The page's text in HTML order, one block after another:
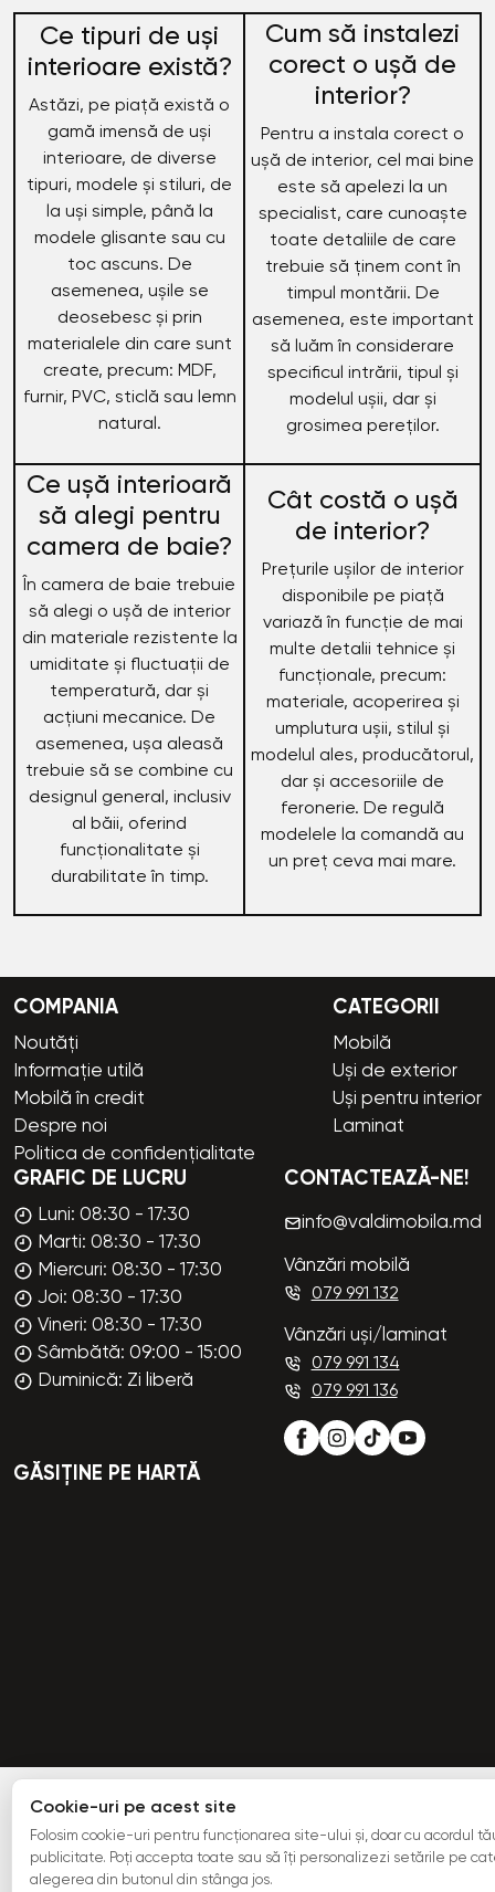
Ce tipuri de uși
interioare există?
Astăzi, pe piață există o
gamă imensă de uși
interioare, de diverse
tipuri, modele și stiluri, de
la uși simple, până la
modele glisante sau cu
toc ascuns. De
asemenea, ușile se
deosebesc și prin
materialele din care sunt
create, precum: MDF,
furnir, PVC, sticlă sau lemn
natural.
Cum să instalezi
corect o ușă de
interior?
Pentru a instala corect o
ușă de interior, cel mai bine
este să apelezi la un
specialist, care cunoaște
toate detaliile de care
trebuie să ținem cont în
timpul montării. De
asemenea, este important
să luăm în considerare
specificul intrării, tipul și
modelul ușii, dar și
grosimea pereților.
Ce ușă interioară
să alegi pentru
camera de baie?
În camera de baie trebuie
să alegi o ușă de interior
din materiale rezistente la
umiditate și fluctuații de
temperatură, dar și
acțiuni mecanice. De
asemenea, ușa aleasă
trebuie să se combine cu
designul general, inclusiv
al băii, oferind
funcționalitate și
durabilitate în timp.
Cât costă o ușă
de interior?
Prețurile ușilor de interior
disponibile pe piață
variază în funcție de mai
multe detalii tehnice și
funcționale, precum:
materiale, acoperirea și
umplutura ușii, stilul și
modelul ales, producătorul,
dar și acсesoriile de
feronerie. De regulă
modelele la comandă au
un preț ceva mai mare.
COMPANIA
Noutăți
Informație utilă
Mobilă în credit
Despre noi
Politica de confidențialitate
CATEGORII
Mobilă
Uși de exterior
Uși pentru interior
Laminat
GRAFIC DE LUCRU
Luni: 08:30 - 17:30
Marti: 08:30 - 17:30
Miercuri: 08:30 - 17:30
Joi: 08:30 - 17:30
Vineri: 08:30 - 17:30
Sâmbătă: 09:00 - 15:00
Duminică: Zi liberă
CONTACTEAZĂ-NE!
info@valdimobila.md
Vânzări mobilă
079 991 132
Vânzări uși/laminat
079 991 134
079 991 136
GĂSIȚINE PE HARTĂ
Cookie-uri pe acest site
Folosim cookie-uri pentru funcționarea site-ului și, doar cu acordul
publicitate. Poți accepta toate sau să îți personalizezi setările pe
alegerea din butonul din stânga jos.